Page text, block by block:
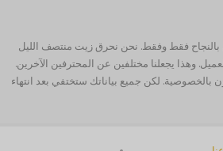
فقط وفقط. نحن نحرق زيت منتصف الليل
العميل. وهذا يجعلنا مختلفين عن المحترفين الآخرين.
بالخصوصية. لكن جميع بياناتك ستختفي بعد انتهاء